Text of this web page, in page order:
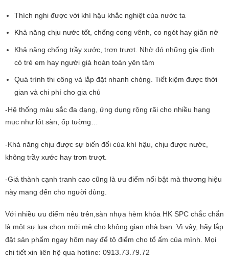
Thích nghi được với khí hậu khắc nghiệt của nước ta
Khả năng chịu nước tốt, chống cong vênh, co ngót hay giãn nở
Khả năng chống trầy xước, trơn trượt. Nhờ đó những gia đình
có trẻ em hay người già hoàn toàn yên tâm
Quá trình thi công và lắp đặt nhanh chóng. Tiết kiệm được thời
gian và chi phí cho gia chủ
-Hệ thống màu sắc đa dạng, ứng dụng rộng rãi cho nhiều hạng
mục như lót sàn, ốp tường…
-Khả năng chịu được sự biến đổi của khí hậu, chịu được nước,
không trầy xước hay trơn trượt.
-Giá thành cạnh tranh cao cũng là ưu điểm nổi bật mà thương hiệu
này mang đến cho người dùng.
Với nhiều ưu điểm nêu trên,sàn nhựa hèm khóa HK SPC chắc chắn
là một sự lựa chọn mới mẻ cho không gian nhà bạn. Vì vậy, hãy lắp
đặt sản phẩm ngay hôm nay để tô điểm cho tổ ấm của mình. Mọi
chi tiết xin liên hệ qua hotline: 0913.73.79.72